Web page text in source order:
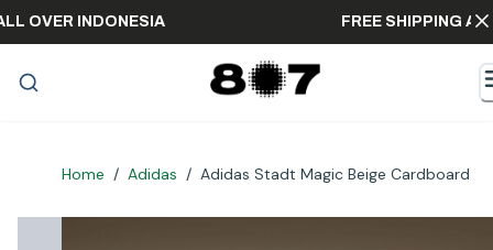
ALL OVER INDONESIA FREE
Home / Adidas / Adidas Stadt Magic Beige Cardboard